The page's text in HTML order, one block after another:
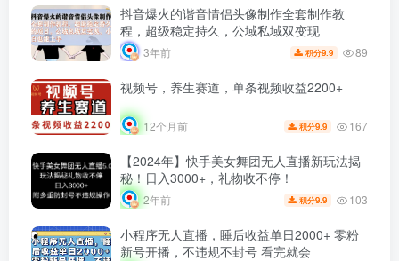
抖音爆火的谐音情侣头像制作全套制作教
程，超级稳定持久，公域私域双变现
3年前 积分9.9 89
视频号，养生赛道，单条视频收益2200+
12个月前 积分9.9 167
【2024年】快手美女舞团无人直播新玩法揭
秘！日入3000+，礼物收不停！
2年前 积分9.9 103
小程序无人直播，睡后收益单日2000+ 零粉
新号开播，不违规不封号 看完就会